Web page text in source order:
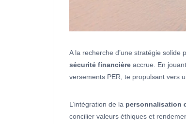
A la recherche d’une stratégie solide
sécurité financière accrue. En
versements PER, te propulsant vers
L’intégration de la personnalisation
concilier valeurs éthiques et